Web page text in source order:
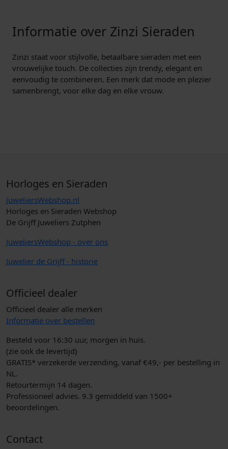
Informatie over Zinzi Sieraden
Zinzi staat voor stijlvolle, betaalbare sieraden met een
vrouwelijke touch. De collecties zijn trendy, elegant en
eenvoudig te combineren. Een merk dat mode en plezier
samenbrengt, voor elke dag en elke vrouw.
Horloges en Sieraden
JuweliersWebshop.nl
Horloges en Sieraden Webshop
De Grijff Juweliers Zutphen
JuweliersWebshop - over ons
Juwelier de Grijff - historie
Officieel dealer
Officieel dealer alle merken
Informatie over bestellen
Besteld voor 16:30 uur, morgen in huis.
(zie ook de levertijd)
GRATIS* verzekerde verzending, vanaf €49,- per bestelling in
NL.
Retourtermijn 14 dagen.
Professioneel advies. 9.3 gemiddeld van 1500+
beoordelingen.
Contact